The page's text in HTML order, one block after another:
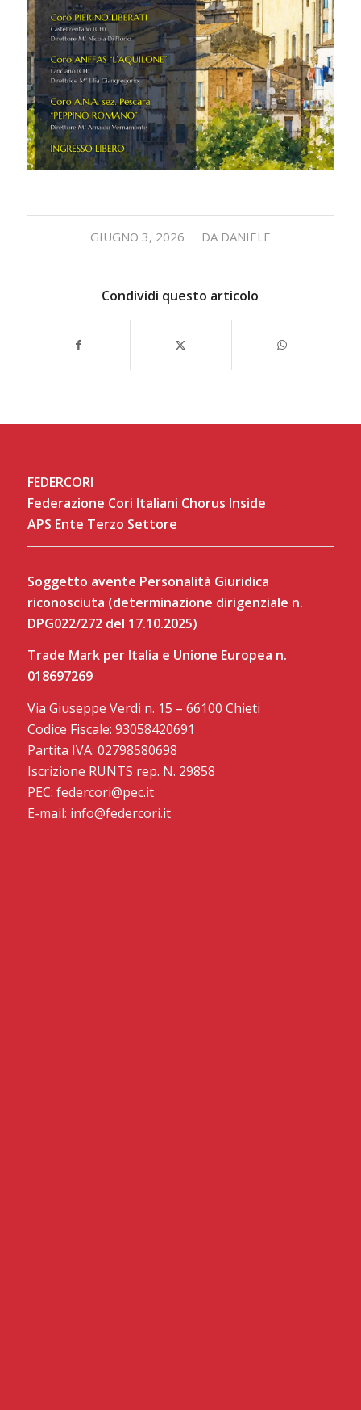
GIUGNO 3, 2026
/ DA DANIELE
Condividi questo articolo
FEDERCORI
Federazione Cori Italiani Chorus Inside
APS Ente Terzo Settore
Soggetto avente Personalità Giuridica
riconosciuta (determinazione dirigenziale n.
DPG022/272 del 17.10.2025)
Trade Mark per Italia e Unione Europea n.
018697269
Via Giuseppe Verdi n. 15 – 66100 Chieti
Codice Fiscale: 93058420691
Partita IVA: 02798580698
Iscrizione RUNTS rep. N. 29858
PEC: federcori@pec.it
E-mail: info@federcori.it